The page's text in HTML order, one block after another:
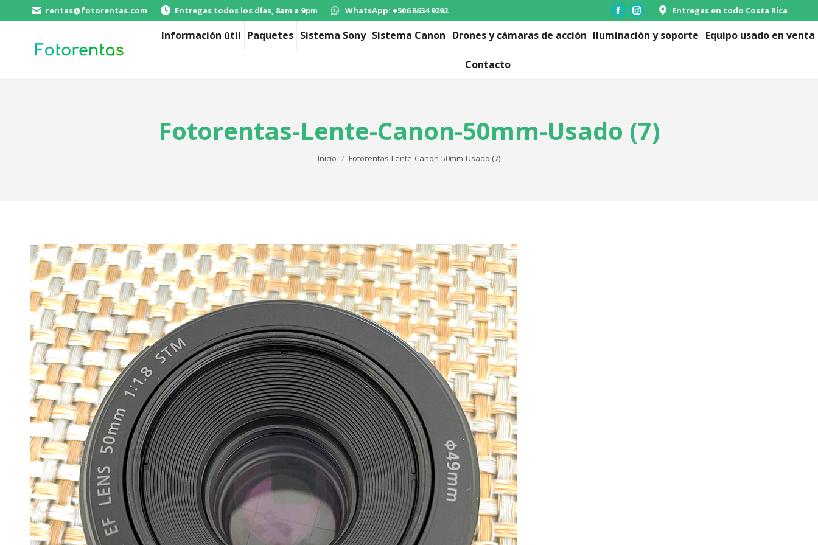
rentas@fotorentas.com Entregas todos los días, 8am a 9pm WhatsApp: +506 8634 9292
Facebook
page
Instagram
page
Entregas en todo Costa Rica
Información útil Paquetes Sistema Sony Sistema Canon Drones y cámaras de acción Iluminación y soporte Equipo usado en venta
Contacto
Fotorentas-Lente-Canon-50mm-Usado (7)
Estás aquí:
Inicio Fotorentas-Lente-Canon-50mm-Usado (7)